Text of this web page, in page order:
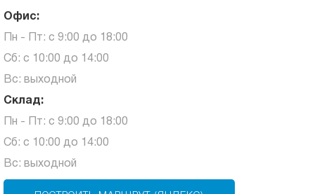
Офис:
Пн - Пт: с 9:00 до 18:00
Сб: с 10:00 до 14:00
Вс: выходной
Склад:
Пн - Пт: с 9:00 до 18:00
Сб: с 10:00 до 14:00
Вс: выходной